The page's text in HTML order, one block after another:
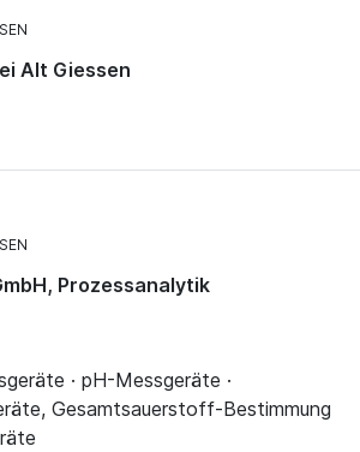
Alt Giessen
Prozessanalytik
· pH-Messgeräte ·
Gesamtsauerstoff-Bestimmung